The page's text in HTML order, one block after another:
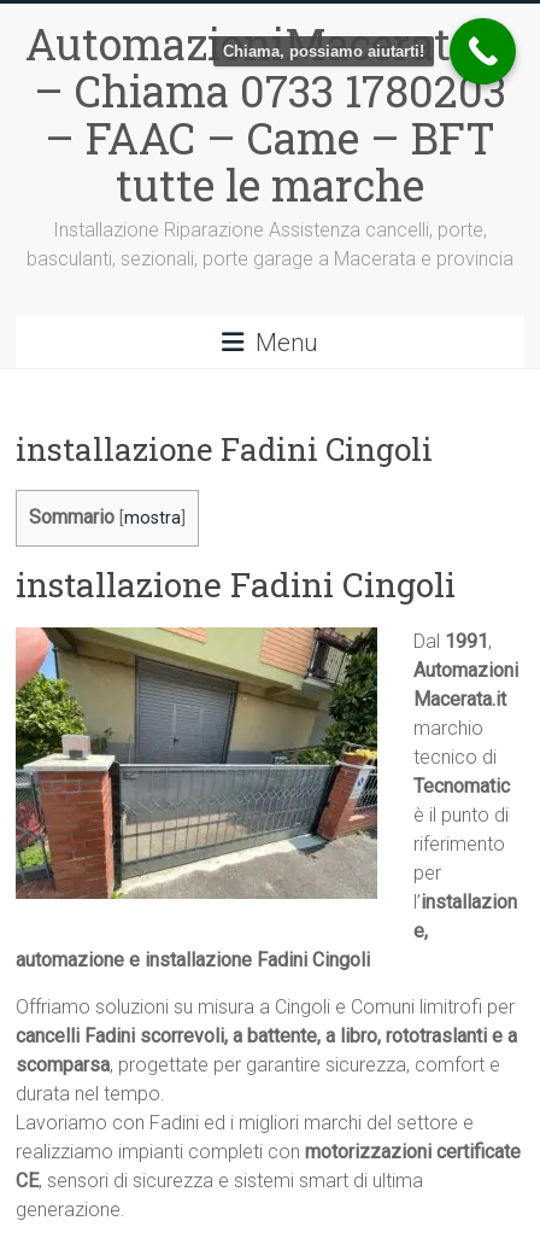
contenuto
AutomazioniMacerata.it
– Chiama 0733 1780203
– FAAC – Came – BFT
tutte le marche
Installazione Riparazione Assistenza cancelli, porte,
basculanti, sezionali, porte garage a Macerata e provincia
Menu
installazione Fadini Cingoli
Sommario [mostra
installazione Fadini Cingoli
Dal 1991 ,
Automazioni
Macerata.it
marchio
tecnico di
Tecnomatic
è il punto di
riferimento
per
l’installazion
e,
automazione e installazione Fadini Cingoli
Offriamo soluzioni su misura a Cingoli e Comuni limitrofi per
cancelli Fadini scorrevoli, a battente, a libro, rototraslanti e a
scomparsa, progettate per garantire sicurezza, comfort e
durata nel tempo.
Lavoriamo con Fadini ed i migliori marchi del settore e
realizziamo impianti completi conmotorizzazioni certificate
CE, sensori di sicurezza e sistemi smart di ultima
generazione.
Chiama, possiamo aiutarti!